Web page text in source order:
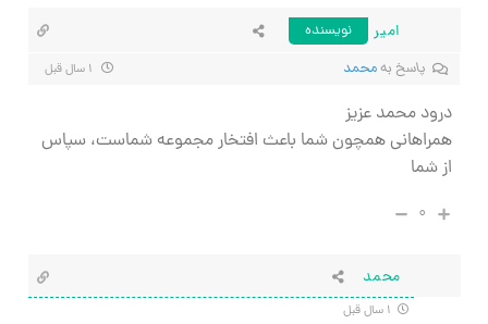
امیر
نویسنده
پاسخ بهمحمد
درود محمد عزیز
همراهانی همچون شما باعث افتخار مجموعه شماست، سپاس
از شما
۰
محمد